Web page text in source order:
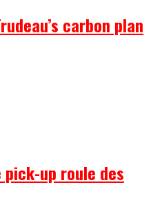
carbon plan
pick-up roule des